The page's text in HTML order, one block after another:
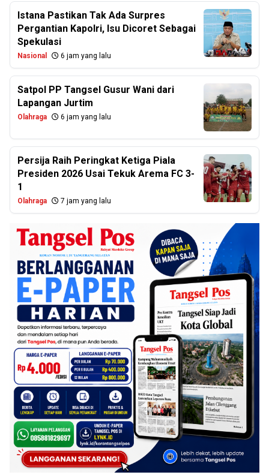
Istana Pastikan Tak Ada Surpres
Pergantian Kapolri, Isu Dicoret Sebagai
Spekulasi
Nasional 6 jam yang lalu
Satpol PP Tangsel Gusur Wani dari
Lapangan Jurtim
Olahraga 6 jam yang lalu
Persija Raih Peringkat Ketiga Piala
Presiden 2026 Usai Tekuk Arema FC 3-
1
Olahraga 7 jam yang lalu